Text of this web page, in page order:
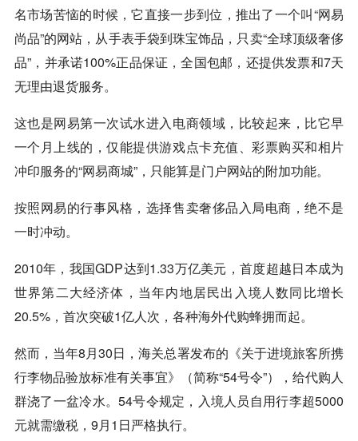
名市场苦恼的时候，它直接一步到位，推出了一个叫“网易
尚品”的网站，从手表手袋到珠宝饰品，只卖“全球顶级奢侈
品”，并承诺100%正品保证，全国包邮，还提供发票和7天
无理由退货服务。
这也是网易第一次试水进入电商领域，比较起来，比它早
一个月上线的，仅能提供游戏点卡充值、彩票购买和相片
冲印服务的“网易商城”，只能算是门户网站的附加功能。
按照网易的行事风格，选择售卖奢侈品入局电商，绝不是
一时冲动。
2010年，我国GDP达到1.33万亿美元，首度超越日本成为
世界第二大经济体，当年内地居民出入境人数同比增长
20.5%，首次突破1亿人次，各种海外代购蜂拥而起。
然而，当年8月30日，海关总署发布的《关于进境旅客所携
行李物品验放标准有关事宜》（简称“54号令”），给代购人
群浇了一盆冷水。54号令规定，入境人员自用行李超5000
元就需缴税，9月1日严格执行。